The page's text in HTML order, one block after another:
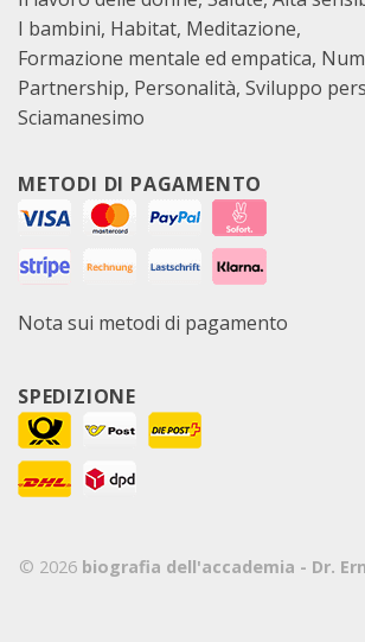
I bambini Habitat Meditazione
Formazione mentale ed empatica
Partnership Personalità Sviluppo
Sciamanesimo
METODI DI PAGAMENTO
Nota sui metodi di pagamento
SPEDIZIONE
© 2026 biografia dell'accademia - Dr.